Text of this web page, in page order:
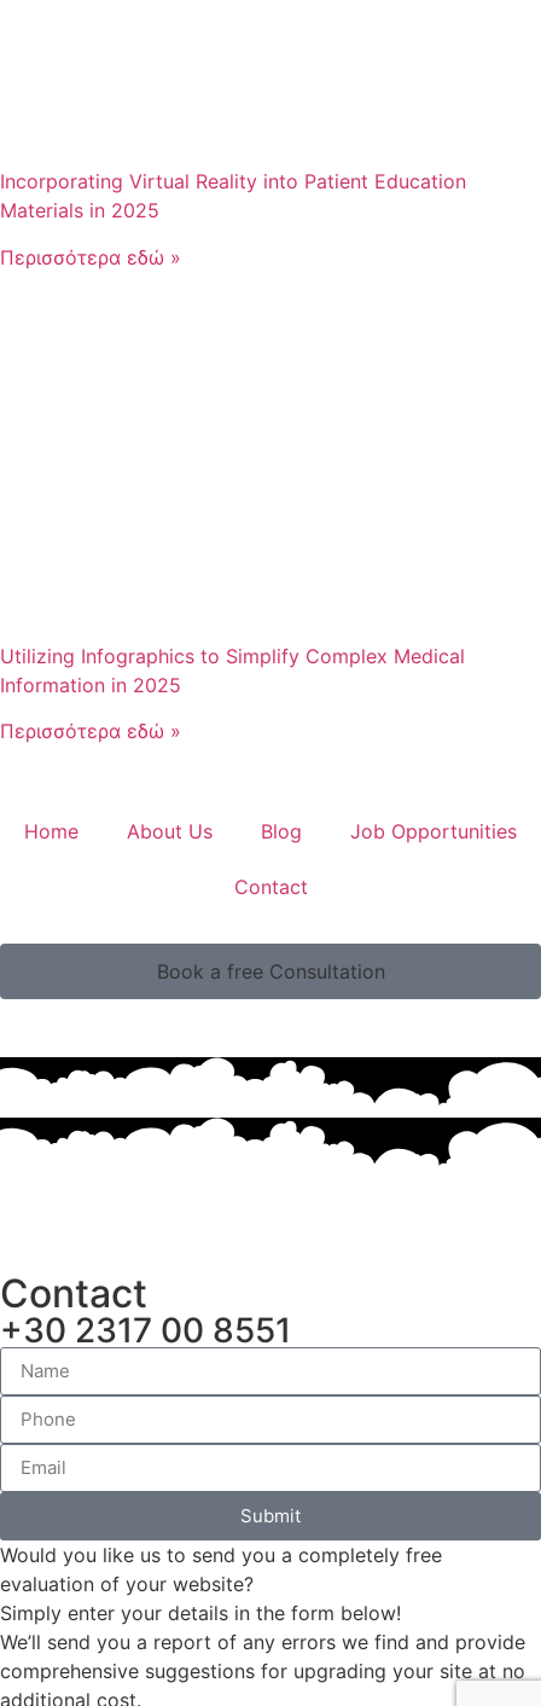
Incorporating Virtual Reality into Patient Education
Materials in 2025
Περισσότερα εδώ »
Utilizing Infographics to Simplify Complex Medical
Information in 2025
Περισσότερα εδώ »
Home About Us Blog Job Opportunities
Contact
Book a free Consultation
Contact
+30 2317 00 8551
Submit
Would you like us to send you a completely free
evaluation of your website?
Simply enter your details in the form below!
We’ll send you a report of any errors we find and provide
comprehensive suggestions for upgrading your site at no
additional cost.